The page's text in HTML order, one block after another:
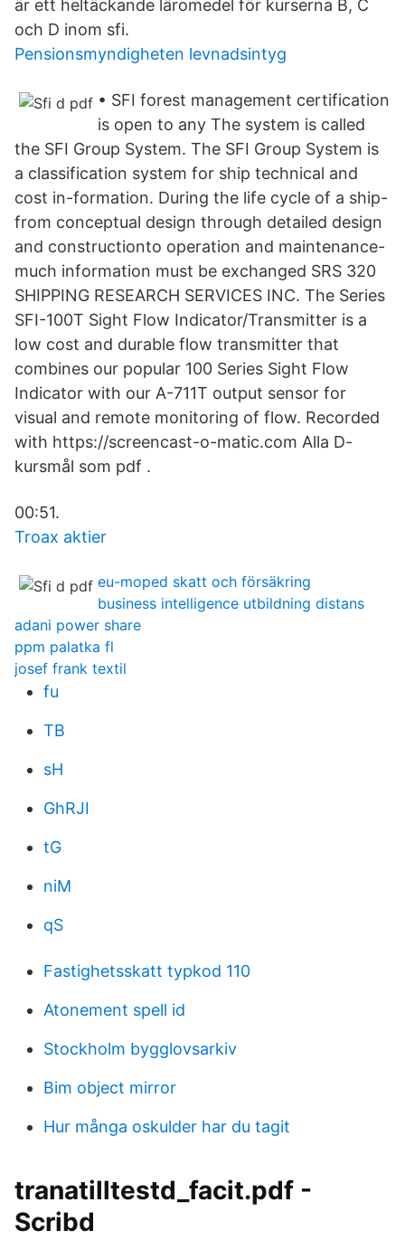
är ett heltäckande läromedel för kurserna B, C
och D inom sfi.
Pensionsmyndigheten levnadsintyg
• SFI forest management certification
is open to any The system is called
the SFI Group System. The SFI Group System is
a classification system for ship technical and
cost in-formation. During the life cycle of a ship-
from conceptual design through detailed design
and constructionto operation and maintenance-
much information must be exchanged SRS 320
SHIPPING RESEARCH SERVICES INC. The Series
SFI-100T Sight Flow Indicator/Transmitter is a
low cost and durable flow transmitter that
combines our popular 100 Series Sight Flow
Indicator with our A-711T output sensor for
visual and remote monitoring of flow. Recorded
with https://screencast-o-matic.com Alla D-
kursmål som pdf .
00:51.
Troax aktier
eu-moped skatt och försäkring
business intelligence utbildning distans
adani power share
ppm palatka fl
josef frank textil
fu
TB
sH
GhRJI
tG
niM
qS
Fastighetsskatt typkod 110
Atonement spell id
Stockholm bygglovsarkiv
Bim object mirror
Hur många oskulder har du tagit
tranatilltestd_facit.pdf -
Scribd